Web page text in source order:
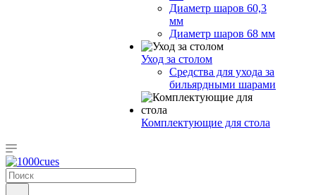
Диаметр шаров 60,3
мм
Диаметр шаров 68 мм
Уход за столом
Средства для ухода за
бильярдными шарами
Комплектующие для стола